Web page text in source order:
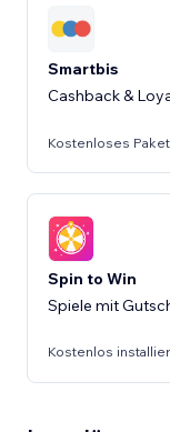
Smartbis
Cashback &
Kostenloses
Spin to Win
Spiele mit
Kostenlos